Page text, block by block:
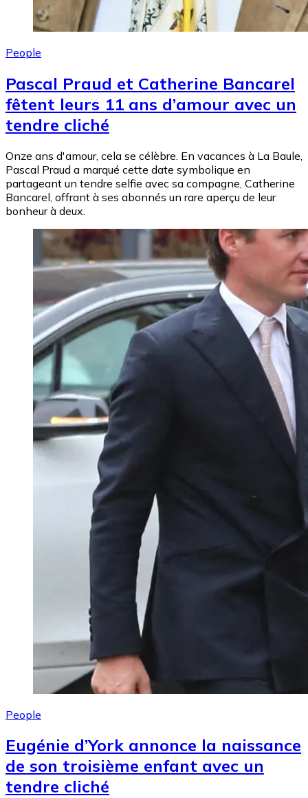
People
Pascal Praud et Catherine Bancarel
fêtent leurs 11 ans d’amour avec un
tendre cliché
Onze ans d'amour, cela se célèbre. En vacances à La Baule,
Pascal Praud a marqué cette date symbolique en
partageant un tendre selfie avec sa compagne, Catherine
Bancarel, offrant à ses abonnés un rare aperçu de leur
bonheur à deux.
Image
People
Eugénie d’York annonce la naissance
de son troisième enfant avec un
tendre cliché